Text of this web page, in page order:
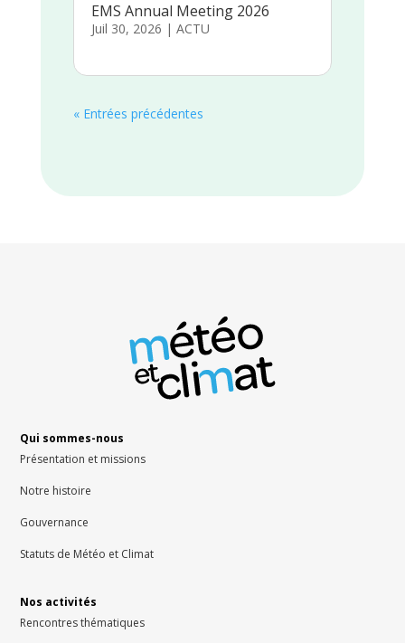
EMS Annual Meeting 2026
Juil 30, 2026 | ACTU
« Entrées précédentes
Qui sommes-nous
Présentation et missions
Notre histoire
Gouvernance
Statuts de Météo et Climat
Nos activités
Rencontres thématiques